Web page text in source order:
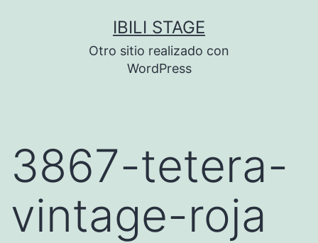
IBILI STAGE
Otro sitio realizado con
WordPress
3867-tetera-
vintage-roja